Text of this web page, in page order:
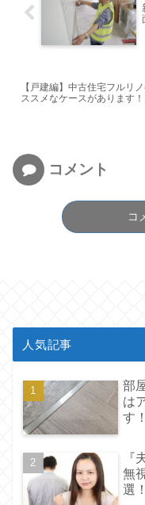
【戸建編】中古住宅フルリ
ススメなケースがあります！
コメント
コ
人気記事
部
は
す！
『
無
選！